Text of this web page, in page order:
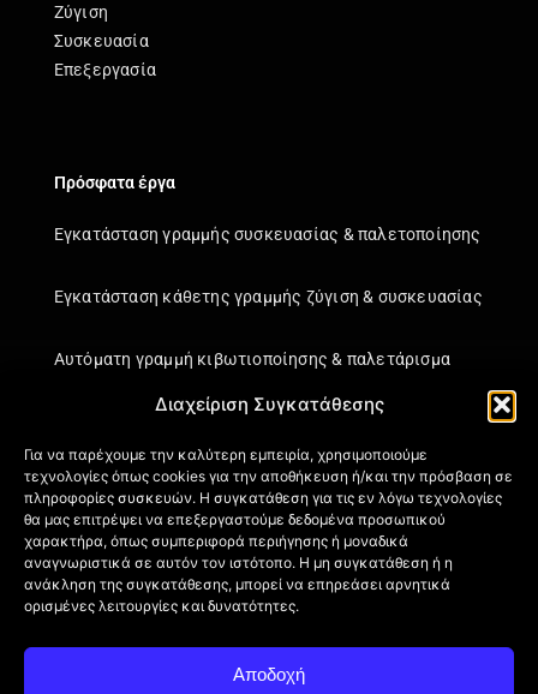
Διαχείριση Συγκατάθεσης
Για να παρέχουμε την καλύτερη εμπειρία, χρησιμοποιούμε
τεχνολογίες όπως cookies για την αποθήκευση ή/και την πρόσβαση σε
πληροφορίες συσκευών. Η συγκατάθεση για τις εν λόγω τεχνολογίες
θα μας επιτρέψει να επεξεργαστούμε δεδομένα προσωπικού
χαρακτήρα, όπως συμπεριφορά περιήγησης ή μοναδικά
αναγνωριστικά σε αυτόν τον ιστότοπο. Η μη συγκατάθεση ή η
ανάκληση της συγκατάθεσης, μπορεί να επηρεάσει αρνητικά
ορισμένες λειτουργίες και δυνατότητες.
Αποδοχή
Ζύγιση
Συσκευασία
Επεξεργασία
Πρόσφατα έργα
Εγκατάσταση γραμμής συσκευασίας & παλετοποίησης
Εγκατάσταση κάθετης γραμμής ζύγιση & συσκευασίας
Αυτόματη γραμμή κιβωτιοποίησης & παλετάρισμα
Πληροφορίες
Πιστοποιήσεις
Όροι Χρήσης
Πολιτική απορρήτου